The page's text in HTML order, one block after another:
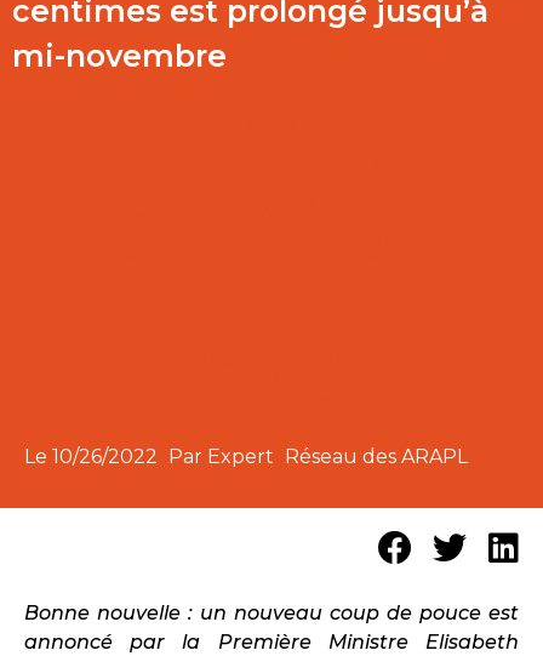
centimes est prolongé jusqu’à
mi-novembre
Le 10/26/2022 Par Expert Réseau des ARAPL
Bonne nouvelle : un nouveau coup de pouce est
annoncé par la Première Ministre Elisabeth